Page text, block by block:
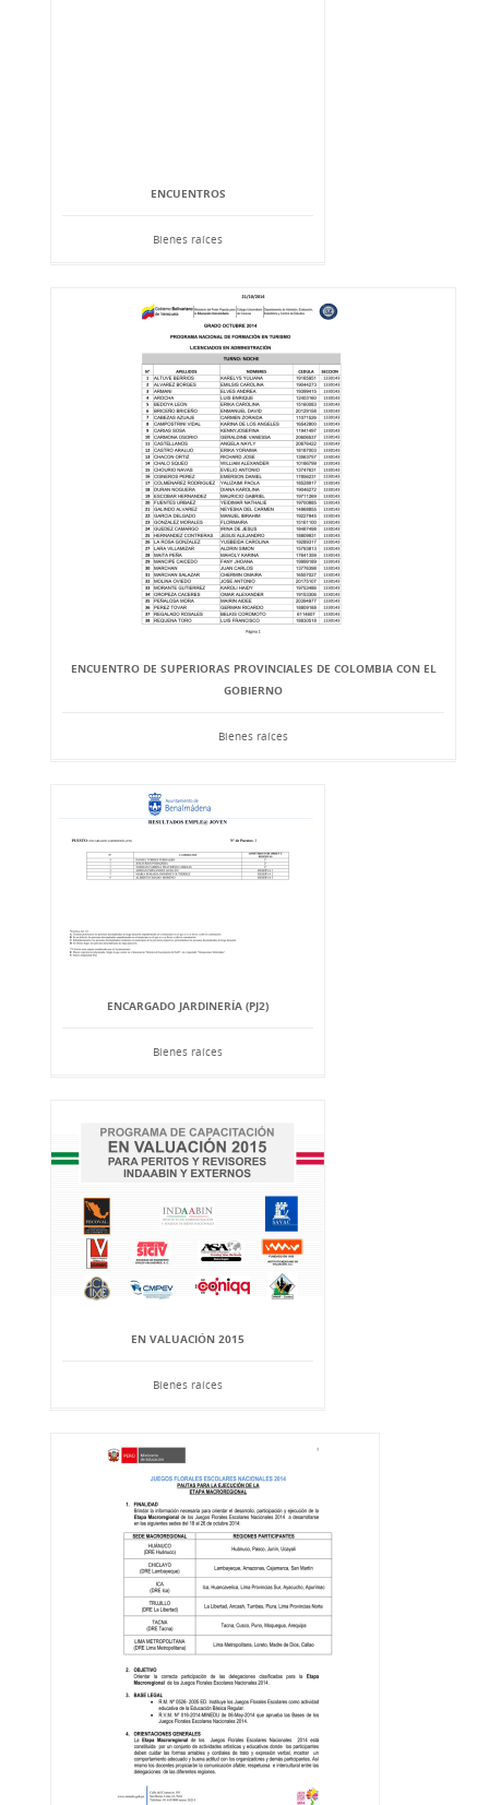
ENCUENTROS
Bienes raíces
ENCUENTRO DE SUPERIORAS PROVINCIALES DE COLOMBIA CON EL
GOBIERNO
Bienes raíces
ENCARGADO JARDINERÍA (PJ2)
Bienes raíces
EN VALUACIÓN 2015
Bienes raíces